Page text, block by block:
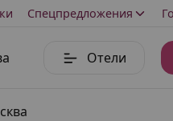
Спецпредложения
Отели